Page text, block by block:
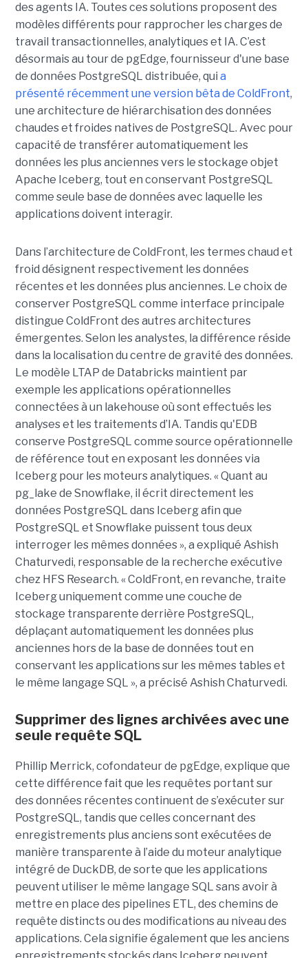
des agents IA. Toutes ces solutions proposent des
modèles différents pour rapprocher les charges de
travail transactionnelles, analytiques et IA. C’est
désormais au tour de pgEdge, fournisseur d'une base
de données PostgreSQL distribuée, qui a
présenté récemment une version bêta de ColdFront,
une architecture de hiérarchisation des données
chaudes et froides natives de PostgreSQL. Avec pour
capacité de transférer automatiquement les
données les plus anciennes vers le stockage objet
Apache Iceberg, tout en conservant PostgreSQL
comme seule base de données avec laquelle les
applications doivent interagir.
Dans l’architecture de ColdFront, les termes chaud et
froid désignent respectivement les données
récentes et les données plus anciennes. Le choix de
conserver PostgreSQL comme interface principale
distingue ColdFront des autres architectures
émergentes. Selon les analystes, la différence réside
dans la localisation du centre de gravité des données.
Le modèle LTAP de Databricks maintient par
exemple les applications opérationnelles
connectées à un lakehouse où sont effectués les
analyses et les traitements d’IA. Tandis qu'EDB
conserve PostgreSQL comme source opérationnelle
de référence tout en exposant les données via
Iceberg pour les moteurs analytiques. « Quant au
pg_lake de Snowflake, il écrit directement les
données PostgreSQL dans Iceberg afin que
PostgreSQL et Snowflake puissent tous deux
interroger les mêmes données », a expliqué Ashish
Chaturvedi, responsable de la recherche exécutive
chez HFS Research. « ColdFront, en revanche, traite
Iceberg uniquement comme une couche de
stockage transparente derrière PostgreSQL,
déplaçant automatiquement les données plus
anciennes hors de la base de données tout en
conservant les applications sur les mêmes tables et
le même langage SQL », a précisé Ashish Chaturvedi.
Supprimer des lignes archivées avec une
seule requête SQL
Phillip Merrick, cofondateur de pgEdge, explique que
cette différence fait que les requêtes portant sur
des données récentes continuent de s’exécuter sur
PostgreSQL, tandis que celles concernant des
enregistrements plus anciens sont exécutées de
manière transparente à l’aide du moteur analytique
intégré de DuckDB, de sorte que les applications
peuvent utiliser le même langage SQL sans avoir à
mettre en place des pipelines ETL, des chemins de
requête distincts ou des modifications au niveau des
applications. Cela signifie également que les anciens